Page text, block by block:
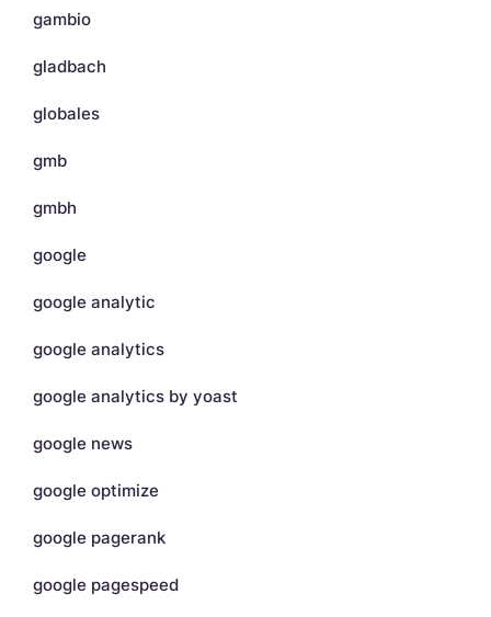
gambio
gladbach
globales
gmb
gmbh
google
google analytic
google analytics
google analytics by yoast
google news
google optimize
google pagerank
google pagespeed